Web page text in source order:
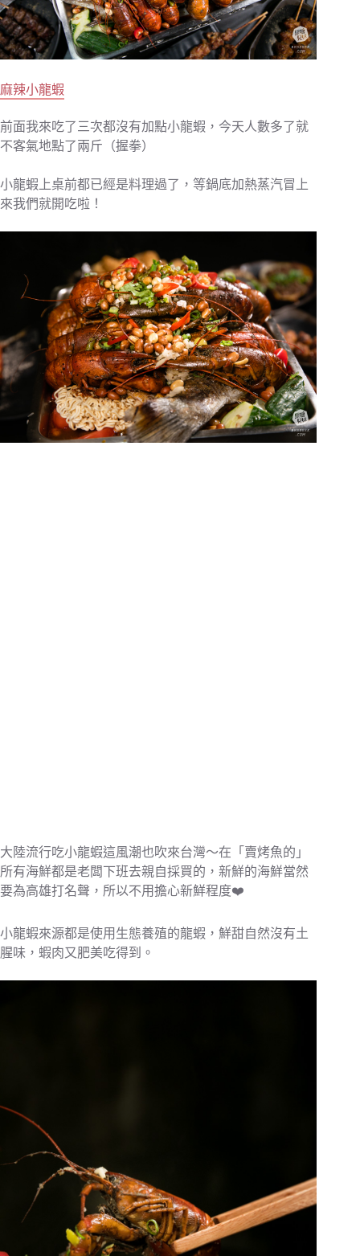
麻辣小龍蝦
前面我來吃了三次都沒有加點小龍蝦，今天人數多了就
不客氣地點了兩斤（握拳）
小龍蝦上桌前都已經是料理過了，等鍋底加熱蒸汽冒上
來我們就開吃啦！
大陸流行吃小龍蝦這風潮也吹來台灣～在「賣烤魚的」
所有海鮮都是老闆下班去親自採買的，新鮮的海鮮當然
要為高雄打名聲，所以不用擔心新鮮程度❤️
小龍蝦來源都是使用生態養殖的龍蝦，鮮甜自然沒有土
腥味，蝦肉又肥美吃得到。